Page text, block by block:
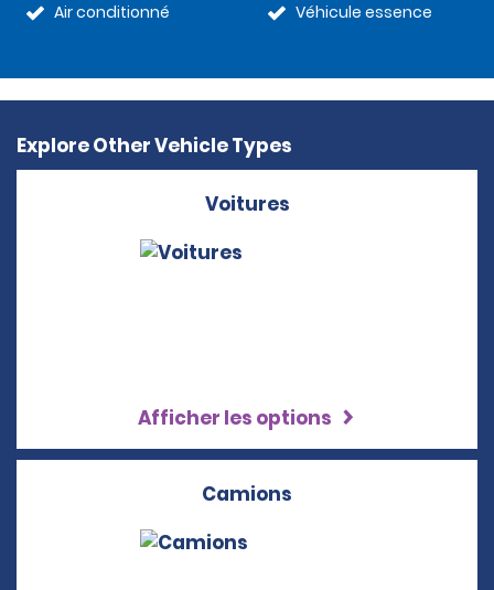
Air conditionné
Véhicule essence
Explore Other Vehicle Types
Voitures
Afficher les options
Camions